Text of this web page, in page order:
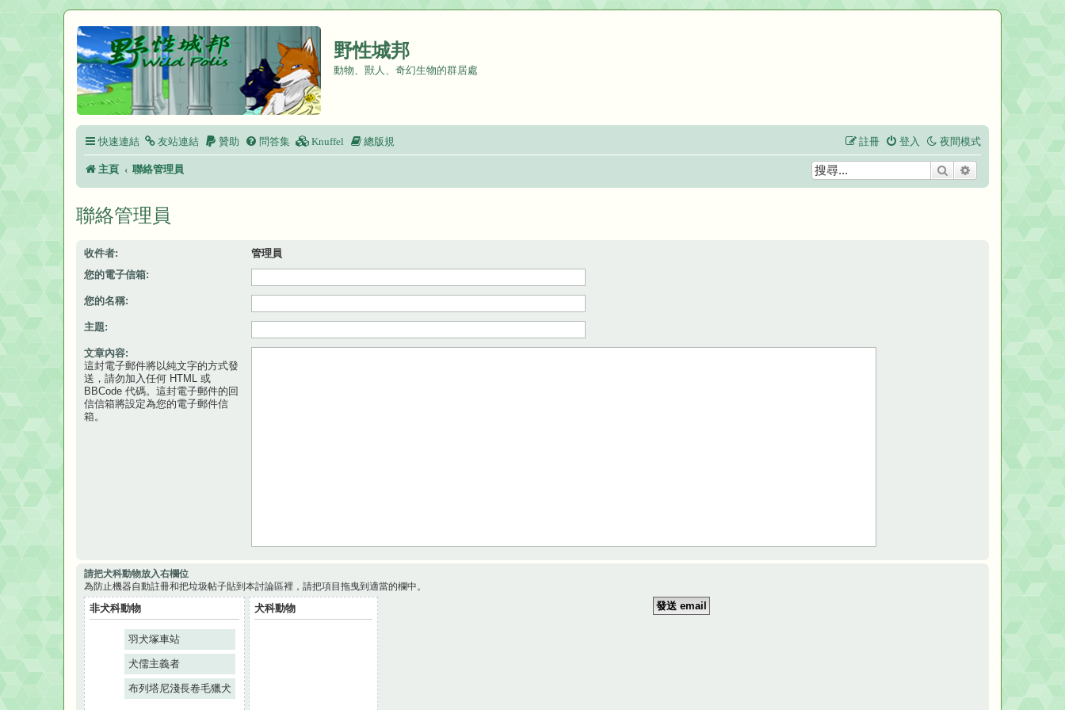
野性城邦
動物、獸人、奇幻生物的群居處
快速連結 夜間模式
友站連結 贊助 問答集 Knuffel 總版規 登入
註冊
主頁 聯絡管理員 搜尋
聯絡管理員
收件者:
管理員
您的電子信箱:
您的名稱:
主題:
文章內容:
這封電子郵件將以純文字的方式發
送，請勿加入任何 HTML 或
BBCode 代碼。這封電子郵件的回
信信箱將設定為您的電子郵件信
箱。
請把犬科動物放入右欄位
為防止機器自動註冊和把垃圾帖子貼到本討論區裡，請把項目拖曳到適當的欄中。
非犬科動物
羽犬塚車站
犬儒主義者
布列塔尼淺長卷毛獵犬
犬科動物